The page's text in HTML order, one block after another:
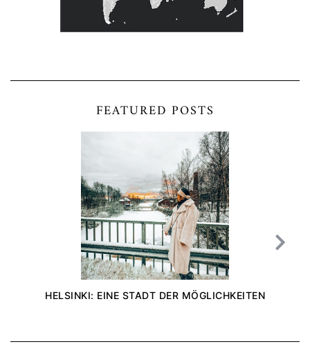
FEATURED POSTS
HELSINKI: EINE STADT DER MÖGLICHKEITEN